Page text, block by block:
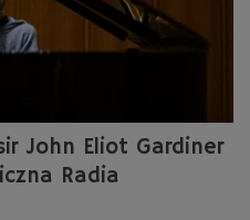
John Eliot Gardiner
Radia